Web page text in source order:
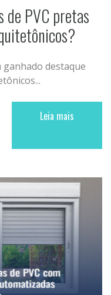
de PVC pretas
ganhado destaque
Leia mais